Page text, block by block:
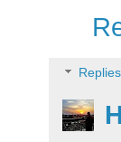
Replies